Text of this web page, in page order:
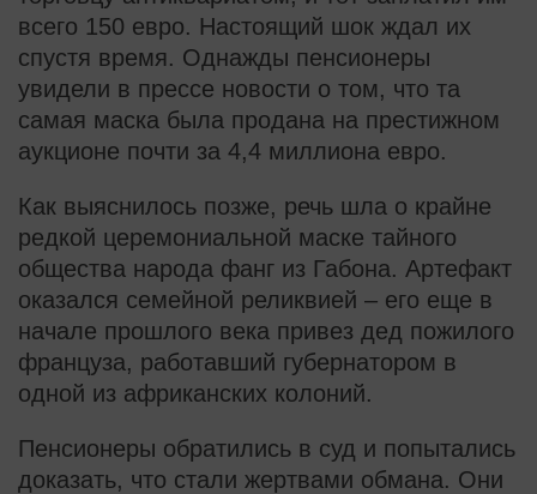
всего 150 евро. Настоящий шок ждал их
спустя время. Однажды пенсионеры
увидели в прессе новости о том, что та
самая маска была продана на престижном
аукционе почти за 4,4 миллиона евро.
Как выяснилось позже, речь шла о крайне
редкой церемониальной маске тайного
общества народа фанг из Габона. Артефакт
оказался семейной реликвией – его еще в
начале прошлого века привез дед пожилого
француза, работавший губернатором в
одной из африканских колоний.
Пенсионеры обратились в суд и попытались
доказать, что стали жертвами обмана. Они